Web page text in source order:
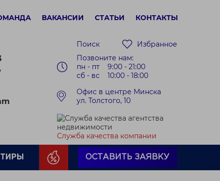
ВАКАНСИИ СТАТЬИ КОНТАКТЫ
Поиск
Избранное
Позвоните нам:
пн - пт 9:00 - 21:00
сб - вс 10:00 - 18:00
Офис в центре Минска
ул. Толстого, 10
Служба качества компании
ОСТАВИТЬ ЗАЯВКУ